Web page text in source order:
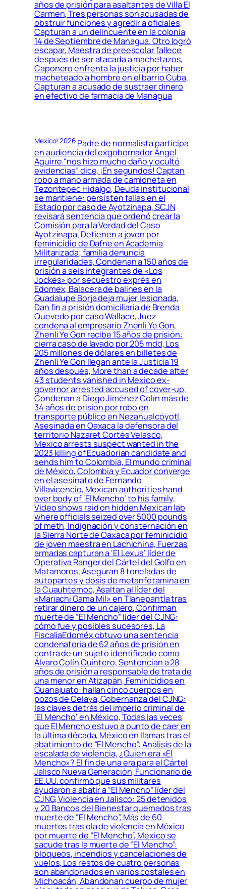
años de prisión para asaltantes de Villa El
Carmen, Tres personas son acusadas de
obstruir funciones y agredir a oficiales,
Capturan a un delincuente en la colonia
14 de Septiembre de Managua. Otro logró
escapar, Maestra de preescolar fallece
después de ser atacada a machetazos,
Caponero enfrenta la justicia por haber
macheteado a hombre en el barrio Cuba,
Capturan a acusado de sustraer dinero
en efectivo de farmacia de Managua
Mexico! 2026Padre de normalista participa
en audiencia del exgobernador Ángel
Aguirre “nos hizo mucho daño y ocultó
evidencias” dice, ¡En segundos! Captan
robo a mano armada de camioneta en
Tezontepec Hidalgo, Deuda institucional
se mantiene: persisten fallas en el
Estado por caso de Ayotzinapa, SCJN
revisará sentencia que ordenó crear la
Comisión para la Verdad del Caso
Ayotzinapa, Detienen a joven por
feminicidio de Dafne en Academia
Militarizada; familia denuncia
irregularidades, Condenan a 150 años de
prisión a seis integrantes de «Los
Jockes» por secuestro exprés en
Edomex, Balacera de balines en la
Guadalupe Borja deja mujer lesionada,
Dan fin a prisión domiciliaria de Brenda
Quevedo por caso Wallace, Juez
condena al empresario Zhenli Ye Gon,
Zhenli Ye Gon recibe 15 años de prisión:
cierra caso de lavado por 205 mdd, Los
205 millones de dólares en billetes de
Zhenli Ye Gon llegan ante la Justicia 19
años después, More than a decade after
43 students vanished in Mexico ex-
governor arrested accused of cover-up,
Condenan a Diego Jiménez Colín más de
34 años de prisión por robo en
transporte público en Nezahualcóyotl,
Asesinada en Oaxaca la defensora del
territorio Nazaret Cortés Velasco,
Mexico arrests suspect wanted in the
2023 killing of Ecuadorian candidate and
sends him to Colombia, El mundo criminal
de México, Colombia y Ecuador converge
en el asesinato de Fernando
Villavicencio, Mexican authorities hand
over body of ‘El Mencho’ to his family,
Video shows raid on hidden Mexican lab
where officials seized over 5000 pounds
of meth, Indignación y consternación en
la Sierra Norte de Oaxaca por feminicidio
de joven maestra en Lachichina, Fuerzas
armadas capturan a ‘El Lexus’ líder de
Operativa Ranger del Cártel del Golfo en
Matamoros, Aseguran 8 toneladas de
autopartes y dosis de metanfetamina en
la Cuauhtémoc, Asaltan al líder del
«Mariachi Gama Mil» en Tlanepantla tras
retirar dinero de un cajero, Confirman
muerte de “El Mencho” líder del CJNG:
cómo fue y posibles sucesores, La
FiscalíaEdoméx obtuvo una sentencia
condenatoria de 62 años de prisión en
contra de un sujeto identificado como
Álvaro Colín Quintero, Sentencian a 28
años de prisión a responsable de trata de
una menor en Atizapán, Feminicidios en
Guanajuato: hallan cinco cuerpos en
pozos de Celaya, Gobernanza del CJNG:
las claves detrás del imperio criminal de
‘El Mencho’ en México, Todas las veces
que El Mencho estuvo a punto de caer en
la última década, México en llamas tras el
abatimiento de “El Mencho”: Análisis de la
escalada de violencia, ¿Quién era «El
Mencho»? El fin de una era para el Cártel
Jalisco Nueva Generación, Funcionario de
EE.UU. confirmó que sus militares
ayudaron a abatir a “El Mencho” líder del
CJNG, Violencia en Jalisco: 25 detenidos
y 20 Bancos del Bienestar quemados tras
muerte de “El Mencho”, Más de 60
muertos tras ola de violencia en México
por muerte de “El Mencho”, México se
sacude tras la muerte de “El Mencho”:
bloqueos, incendios y cancelaciones de
vuelos, Los restos de cuatro personas
son abandonados en varios costales en
Michoacán, Abandonan cuerpo de mujer